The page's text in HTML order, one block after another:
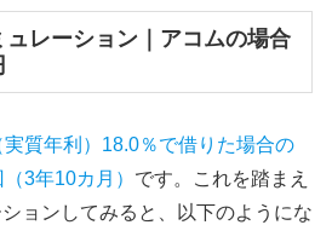
レーション｜アコムの場合
質年利）18.0％で借りた場合の
3年10カ月） です。これを踏まえ
ョンしてみると、以下のようにな